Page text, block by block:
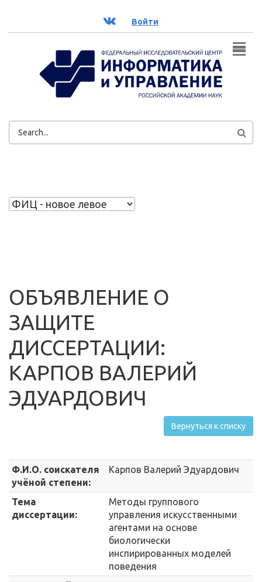
ВК Войти
ФОРМА
ОБЪЯВЛЕНИЕ О
ЗАЩИТЕ
ДИССЕРТАЦИИ:
КАРПОВ ВАЛЕРИЙ
ЭДУАРДОВИЧ
Вернуться к списку
Ф.И.О. соискателя
учёной степени:
Карпов Валерий Эдуардович
Тема
диссертации:
Методы группового
управления искусственными
агентами на основе
биологически
инспирированных моделей
поведения